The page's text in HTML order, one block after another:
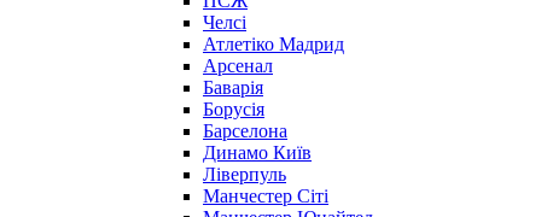
Челсі
Атлетіко Мадрид
Арсенал
Баварія
Борусія
Барселона
Динамо Київ
Ліверпуль
Манчестер Сіті